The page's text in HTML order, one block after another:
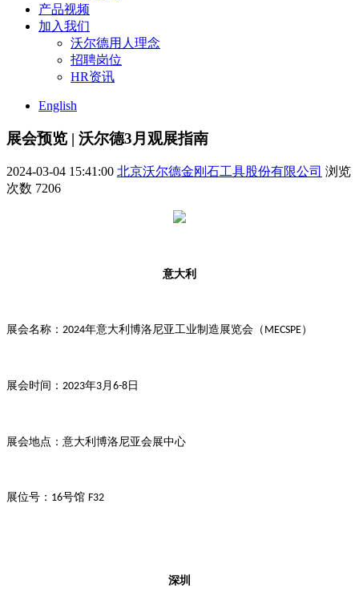
产品视频
加入我们
沃尔德用人理念
招聘岗位
HR资讯
English
展会预览 | 沃尔德3月观展指南
2024-03-04 15:41:00 北京沃尔德金刚石工具股份有限公司 浏览
次数 7206
意大利
展会名称： 2024年意大利博洛尼亚工业制造展览会（ MECSPE）
展会时间： 2023年3月 6-8 日
展会地点：意大利博洛尼亚会展中心
展位号： 16号馆 F32
深圳